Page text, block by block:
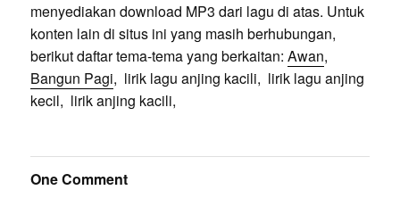
menyediakan download MP3 dari lagu di atas. Untuk
konten lain di situs ini yang masih berhubungan,
berikut daftar tema-tema yang berkaitan: Awan,
Bangun Pagi, lirik lagu anjing kacili, lirik lagu anjing
kecil, lirik anjing kacili,
One Comment